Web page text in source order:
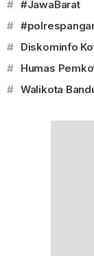
# #JawaBarat
#
# Diskominfo
# Humas
# Walikota